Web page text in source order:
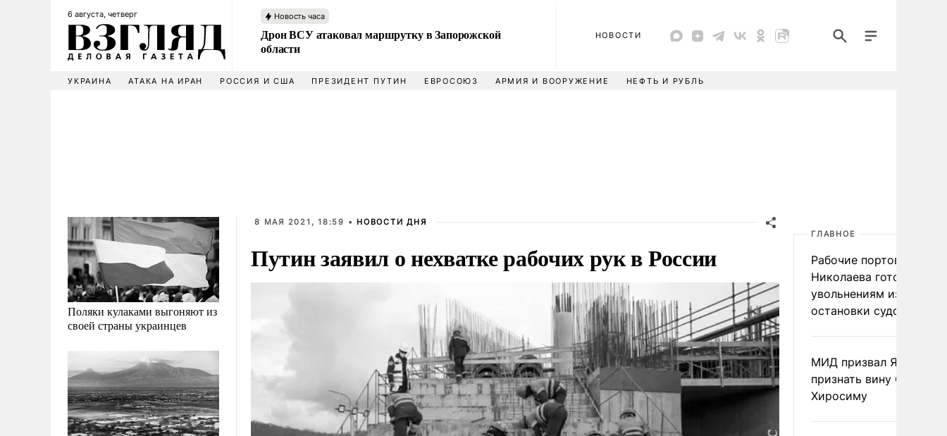
6 августа, четверг Новость часа
Дрон ВСУ атаковал маршрутку в Запорожской
области
НОВОСТИ
УКРАИНА АТАКА НА ИРАН РОССИЯ И США ПРЕЗИДЕНТ ПУТИН ЕВРОСОЮЗ АРМИЯ И ВООРУЖЕНИЕ НЕФТЬ И РУБЛЬ
Поляки кулаками выгоняют из
своей страны украинцев
8 МАЯ 2021, 18:59 • НОВОСТИ ДНЯ
Путин заявил о нехватке рабочих рук в России
ГЛАВНОЕ
Рабочие портов
Николаева готовятся к
увольнениям из-за
остановки судоходства
МИД призвал Японию
признать вину США за
Хиросиму